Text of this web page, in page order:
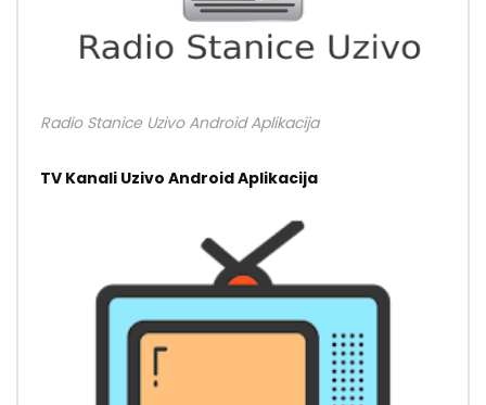
Radio Stanice Uzivo Android Aplikacija
TV Kanali Uzivo Android Aplikacija